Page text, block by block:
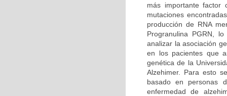
más importante factor
mutaciones
producción de RNA
Progranulina PGRN,
analizar la asociación
en los pacientes que
genética de la
Alzehimer. Para esto
basado en personas
enfermedad de